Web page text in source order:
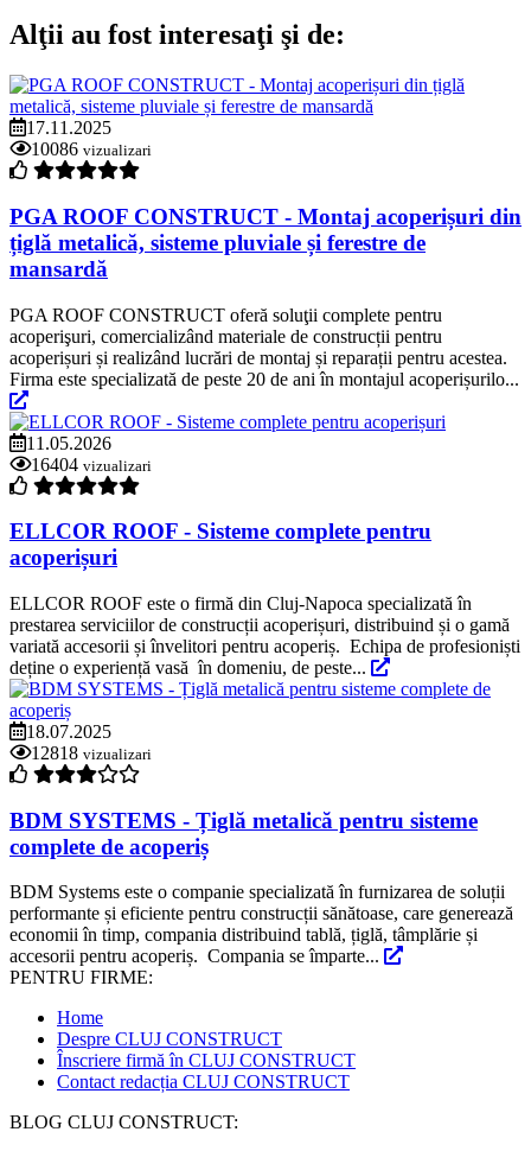
Alţii au fost interesaţi şi de:
17.11.2025
10086 vizualizari
PGA ROOF CONSTRUCT - Montaj acoperișuri din
țiglă metalică, sisteme pluviale și ferestre de
mansardă
PGA ROOF CONSTRUCT oferă soluţii complete pentru
acoperişuri, comercializând materiale de construcții pentru
acoperișuri și realizând lucrări de montaj și reparații pentru acestea.
Firma este specializată de peste 20 de ani în montajul acoperișurilo...
11.05.2026
16404 vizualizari
ELLCOR ROOF - Sisteme complete pentru
acoperișuri
ELLCOR ROOF este o firmă din Cluj-Napoca specializată în
prestarea serviciilor de construcții acoperișuri, distribuind și o gamă
variată accesorii și învelitori pentru acoperiș. Echipa de profesioniști
deține o experiență vasă în domeniu, de peste...
18.07.2025
12818 vizualizari
BDM SYSTEMS - Țiglă metalică pentru sisteme
complete de acoperiș
BDM Systems este o companie specializată în furnizarea de soluții
performante și eficiente pentru construcții sănătoase, care generează
economii în timp, compania distribuind tablă, țiglă, tâmplărie și
accesorii pentru acoperiș. Compania se împarte...
PENTRU FIRME:
Home
Despre CLUJ CONSTRUCT
Înscriere firmă în CLUJ CONSTRUCT
Contact redacția CLUJ CONSTRUCT
BLOG CLUJ CONSTRUCT: